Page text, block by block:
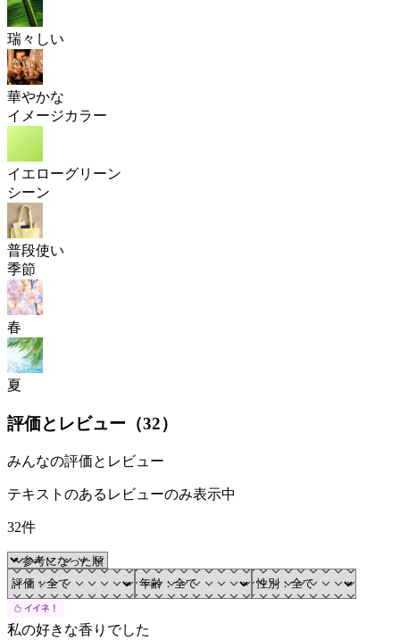
瑞々しい
華やかな
イメージカラー
イエローグリーン
シーン
普段使い
季節
春
夏
評価とレビュー（32）
みんなの評価とレビュー
テキストのあるレビューのみ表示中
32件
私の好きな香りでした